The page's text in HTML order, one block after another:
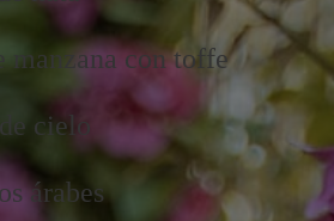
manzana con toffe
cielo
árabes